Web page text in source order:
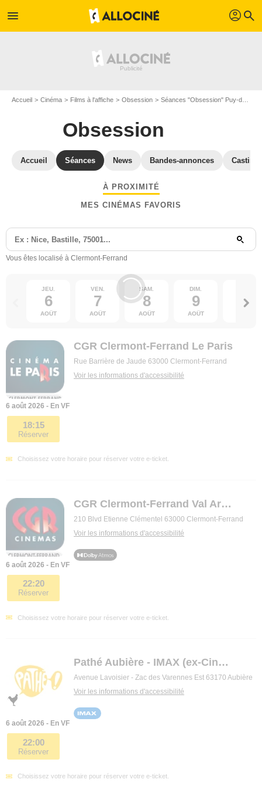
menu profil search
Accueil Cinéma Films à l'affiche Obsession Séances "Obsession" Puy-de-Dôme
Obsession
Accueil Séances News Bandes-annonces Casting
À PROXIMITÉ
MES CINÉMAS FAVORIS
Vous êtes localisé à Clermont-Ferrand
JEU.
6
AOÛT
VEN.
7
AOÛT
SAM.
8
AOÛT
DIM.
9
AOÛT
10
CGR Clermont-Ferrand Le Paris
Rue Barrière de Jaude 63000 Clermont-Ferrand
Voir les informations d'accessibilité
6 août 2026 - En VF
18:15
Réserver
Choisissez votre horaire pour réserver votre e-ticket.
CGR Clermont-Ferrand Val Arena
210 Blvd Etienne Clémentel 63000 Clermont-Ferrand
Voir les informations d'accessibilité
6 août 2026 - En VF
22:20
Réserver
Choisissez votre horaire pour réserver votre e-ticket.
Pathé Aubière - IMAX (ex-Ciné Dôme)
Avenue Lavoisier - Zac des Varennes Est 63170 Aubière
Voir les informations d'accessibilité
6 août 2026 - En VF
22:00
Réserver
Choisissez votre horaire pour réserver votre e-ticket.